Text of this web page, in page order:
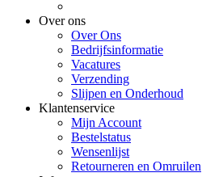
Over ons
Over Ons
Bedrijfsinformatie
Vacatures
Verzending
Slijpen en Onderhoud
Klantenservice
Mijn Account
Bestelstatus
Wensenlijst
Retourneren en Omruilen